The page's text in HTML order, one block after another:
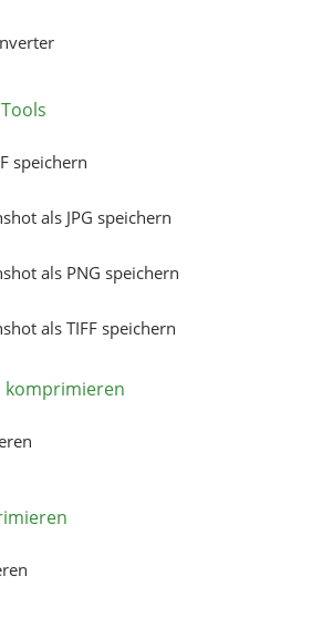
speichern
als JPG speichern
als PNG speichern
als TIFF speichern
komprimieren